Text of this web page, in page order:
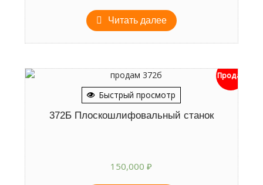
Читать далее
Быстрый просмотр
Продан
372Б Плоскошлифовальный станок
150,000₽